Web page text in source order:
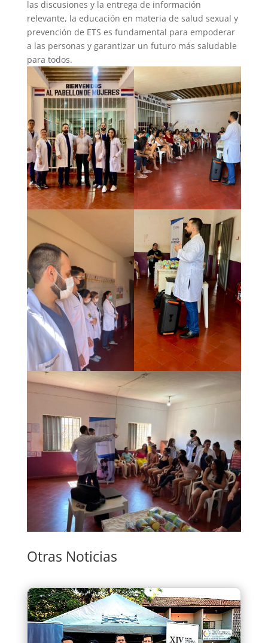
las discusiones y la entrega de información
relevante, la educación en materia de salud sexual y
prevención de ETS es fundamental para empoderar
a las personas y garantizar un futuro más saludable
para todos.
Otras Noticias